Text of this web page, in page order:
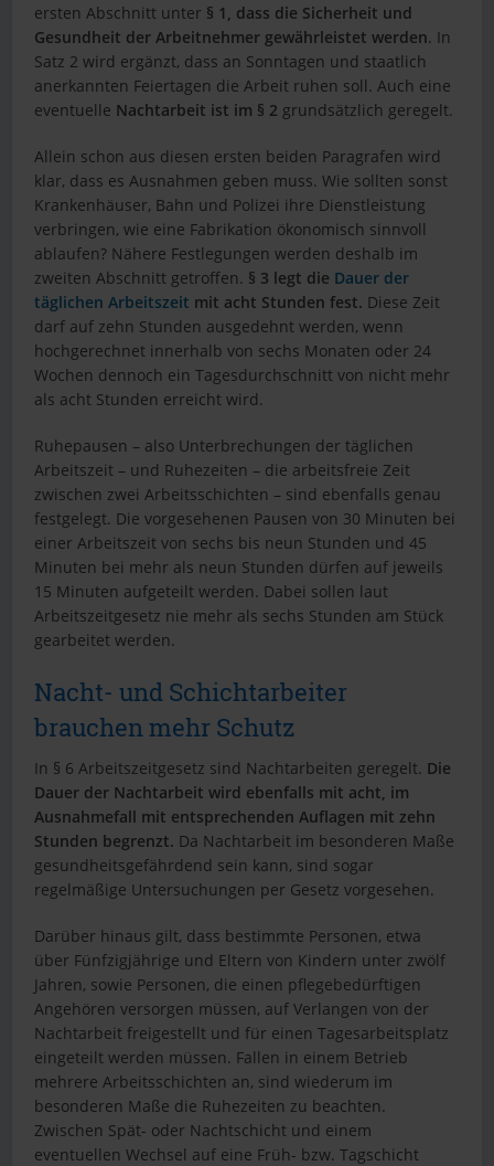
ersten Abschnitt unter § 1, dass die Sicherheit und
Gesundheit der Arbeitnehmer gewährleistet werden. In
Satz 2 wird ergänzt, dass an Sonntagen und staatlich
anerkannten Feiertagen die Arbeit ruhen soll. Auch eine
eventuelle Nachtarbeit ist im § 2 grundsätzlich geregelt.
Allein schon aus diesen ersten beiden Paragrafen wird
klar, dass es Ausnahmen geben muss. Wie sollten sonst
Krankenhäuser, Bahn und Polizei ihre Dienstleistung
verbringen, wie eine Fabrikation ökonomisch sinnvoll
ablaufen? Nähere Festlegungen werden deshalb im
zweiten Abschnitt getroffen. § 3 legt die Dauer der
täglichen Arbeitszeit mit acht Stunden fest. Diese Zeit
darf auf zehn Stunden ausgedehnt werden, wenn
hochgerechnet innerhalb von sechs Monaten oder 24
Wochen dennoch ein Tagesdurchschnitt von nicht mehr
als acht Stunden erreicht wird.
Ruhepausen – also Unterbrechungen der täglichen
Arbeitszeit – und Ruhezeiten – die arbeitsfreie Zeit
zwischen zwei Arbeitsschichten – sind ebenfalls genau
festgelegt. Die vorgesehenen Pausen von 30 Minuten bei
einer Arbeitszeit von sechs bis neun Stunden und 45
Minuten bei mehr als neun Stunden dürfen auf jeweils
15 Minuten aufgeteilt werden. Dabei sollen laut
Arbeitszeitgesetz nie mehr als sechs Stunden am Stück
gearbeitet werden.
Nacht- und Schichtarbeiter
brauchen mehr Schutz
In § 6 Arbeitszeitgesetz sind Nachtarbeiten geregelt. Die
Dauer der Nachtarbeit wird ebenfalls mit acht, im
Ausnahmefall mit entsprechenden Auflagen mit zehn
Stunden begrenzt. Da Nachtarbeit im besonderen Maße
gesundheitsgefährdend sein kann, sind sogar
regelmäßige Untersuchungen per Gesetz vorgesehen.
Darüber hinaus gilt, dass bestimmte Personen, etwa
über Fünfzigjährige und Eltern von Kindern unter zwölf
Jahren, sowie Personen, die einen pflegebedürftigen
Angehören versorgen müssen, auf Verlangen von der
Nachtarbeit freigestellt und für einen Tagesarbeitsplatz
eingeteilt werden müssen. Fallen in einem Betrieb
mehrere Arbeitsschichten an, sind wiederum im
besonderen Maße die Ruhezeiten zu beachten.
Zwischen Spät- oder Nachtschicht und einem
eventuellen Wechsel auf eine Früh- bzw. Tagschicht